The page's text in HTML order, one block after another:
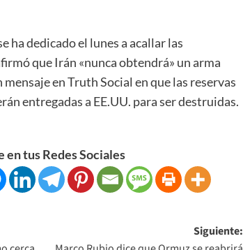
ha dedicado el lunes a acallar las
que Irán «nunca obtendrá» un arma
en Truth Social en que las reservas
entregadas a EE.UU. para ser destruidas.
en tus Redes Sociales
Siguiente: